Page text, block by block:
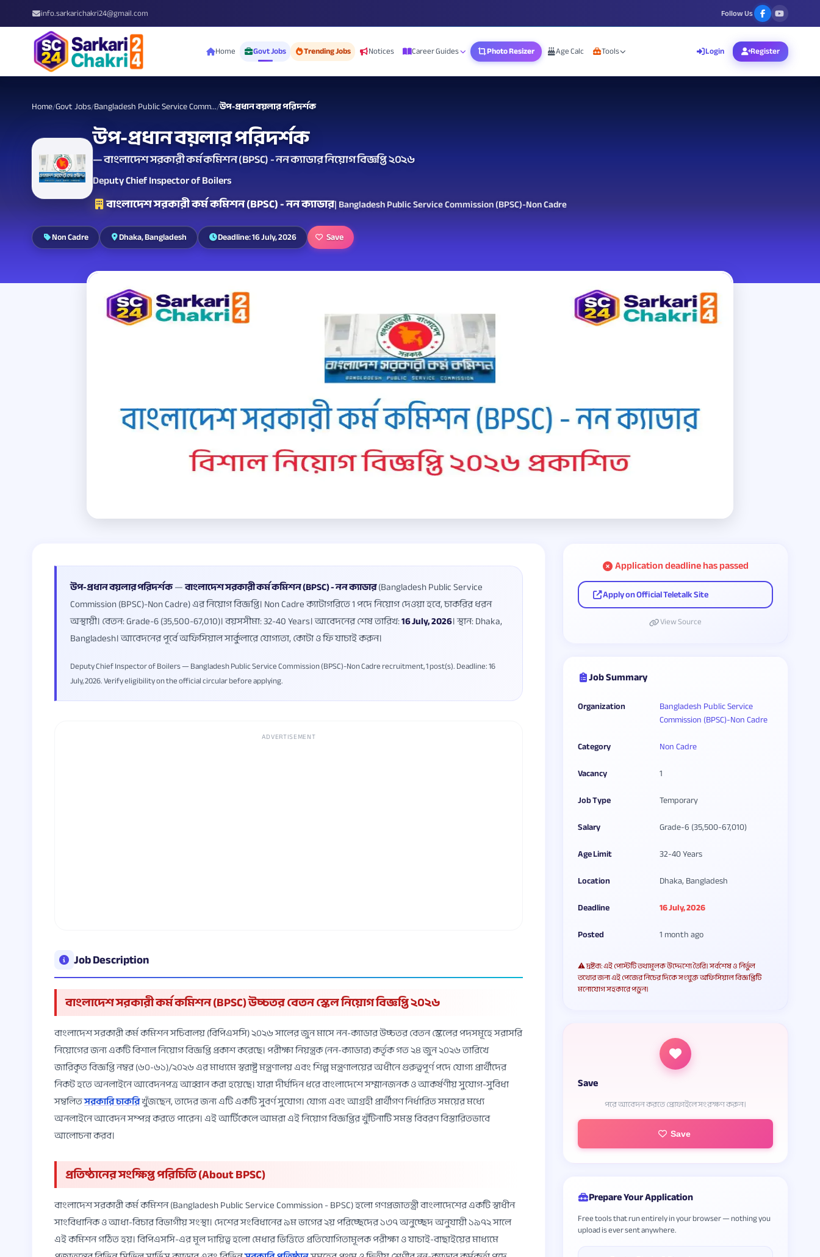
info.sarkarichakri24@gmail.com Follow Us
Home Govt Jobs Trending Jobs Notices Career Guides Photo Resizer Age Calc Tools Login Register
Home/Govt Jobs/Bangladesh Public Service Comm.../উপ-প্রধান বয়লার পরিদর্শক
উপ-প্রধান বয়লার পরিদর্শক
— বাংলাদেশ সরকারী কর্ম কমিশন (BPSC) - নন ক্যাডার নিয়োগ বিজ্ঞপ্তি ২০২৬
Deputy Chief Inspector of Boilers
বাংলাদেশ সরকারী কর্ম কমিশন (BPSC) - নন ক্যাডার| Bangladesh Public Service Commission (BPSC)-Non Cadre
Non Cadre Dhaka, Bangladesh Deadline: 16 July, 2026 Save
উপ-প্রধান বয়লার পরিদর্শক—বাংলাদেশ সরকারী কর্ম কমিশন (BPSC) - নন ক্যাডার(Bangladesh Public Service
Commission (BPSC)-Non Cadre) এর নিয়োগ বিজ্ঞপ্তি। Non Cadre ক্যাটাগরিতে 1 পদে নিয়োগ দেওয়া হবে, চাকরির ধরন
অস্থায়ী। বেতন: Grade-6 (35,500-67,010)। বয়সসীমা: 32-40 Years। আবেদনের শেষ তারিখ:16 July, 2026। স্থান: Dhaka,
Bangladesh। আবেদনের পূর্বে অফিসিয়াল সার্কুলারে যোগ্যতা, কোটা ও ফি যাচাই করুন।
Deputy Chief Inspector of Boilers — Bangladesh Public Service Commission (BPSC)-Non Cadre recruitment, 1 post(s). Deadline: 16
July, 2026. Verify eligibility on the official circular before applying.
ADVERTISEMENT
Job Description
বাংলাদেশ সরকারী কর্ম কমিশন (BPSC) উচ্চতর বেতন স্কেল নিয়োগ বিজ্ঞপ্তি ২০২৬
বাংলাদেশ সরকারী কর্ম কমিশন সচিবালয় (বিপিএসসি) ২০২৬ সালের জুন মাসে নন-ক্যাডার উচ্চতর বেতন স্কেলের পদসমূহে সরাসরি
নিয়োগের জন্য একটি বিশাল নিয়োগ বিজ্ঞপ্তি প্রকাশ করেছে। পরীক্ষা নিয়ন্ত্রক (নন-ক্যাডার) কর্তৃক গত ২৪ জুন ২০২৬ তারিখে
জারিকৃত বিজ্ঞপ্তি নম্বর (৬০-৬১)/২০২৬ এর মাধ্যমে স্বরাষ্ট্র মন্ত্রণালয় এবং শিল্প মন্ত্রণালয়ের অধীনে গুরুত্বপূর্ণ পদে যোগ্য প্রার্থীদের
নিকট হতে অনলাইনে আবেদনপত্র আহ্বান করা হয়েছে। যারা দীর্ঘদিন ধরে বাংলাদেশে সম্মানজনক ও আকর্ষণীয় সুযোগ-সুবিধা
সম্বলিতসরকারি চাকরিখুঁজছেন, তাদের জন্য এটি একটি সুবর্ণ সুযোগ। যোগ্য এবং আগ্রহী প্রার্থীগণ নির্ধারিত সময়ের মধ্যে
অনলাইনে আবেদন সম্পন্ন করতে পারেন। এই আর্টিকেলে আমরা এই নিয়োগ বিজ্ঞপ্তির খুঁটিনাটি সমস্ত বিবরণ বিস্তারিতভাবে
আলোচনা করব।
প্রতিষ্ঠানের সংক্ষিপ্ত পরিচিতি (About BPSC)
বাংলাদেশ সরকারী কর্ম কমিশন (Bangladesh Public Service Commission - BPSC) হলো গণপ্রজাতন্ত্রী বাংলাদেশের একটি স্বাধীন
সাংবিধানিক ও আধা-বিচার বিভাগীয় সংস্থা। দেশের সংবিধানের ৯ম ভাগের ২য় পরিচ্ছেদের ১৩৭ অনুচ্ছেদ অনুযায়ী ১৯৭২ সালে
এই কমিশন গঠিত হয়। বিপিএসসি-এর মূল দায়িত্ব হলো মেধার ভিত্তিতে প্রতিযোগিতামূলক পরীক্ষা ও যাচাই-বাছাইয়ের মাধ্যমে
Application deadline has passed
Apply on Official Teletalk Site
View Source
Job Summary
Organization
Bangladesh Public Service
Commission (BPSC)-Non Cadre
Category
Non Cadre
Vacancy
1
Job Type
Temporary
Salary
Grade-6 (35,500-67,010)
Age Limit
32-40 Years
Location
Dhaka, Bangladesh
Deadline
16 July, 2026
Posted
1 month ago
⚠️ দ্রষ্টব্য: এই পোস্টটি তথ্যমূলক উদ্দেশ্যে তৈরি। সর্বশেষ ও নির্ভুল
তথ্যের জন্য এই পেজের নিচের দিকে সংযুক্ত অফিসিয়াল বিজ্ঞপ্তিটি
মনোযোগ সহকারে পড়ুন।
Save
পরে আবেদন করতে প্রোফাইলে সংরক্ষণ করুন।
Save
Prepare Your Application
Free tools that run entirely in your browser — nothing you
upload is ever sent anywhere.